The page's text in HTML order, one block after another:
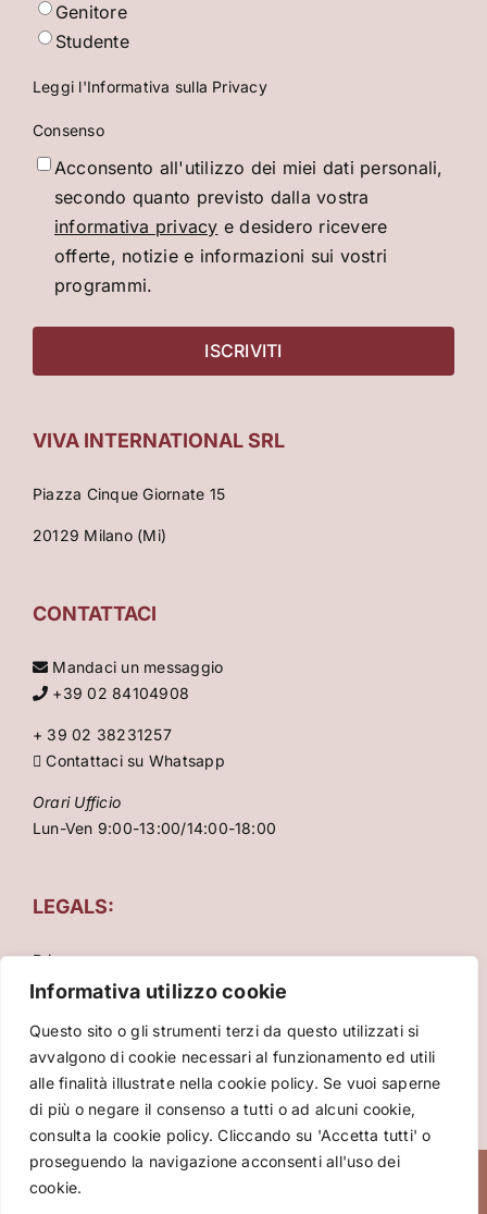
Informativa utilizzo cookie
Questo sito o gli strumenti terzi da questo utilizzati si
avvalgono di cookie necessari al funzionamento ed utili
alle finalità illustrate nella cookie policy. Se vuoi saperne
di più o negare il consenso a tutti o ad alcuni cookie,
consulta la cookie policy. Cliccando su 'Accetta tutti' o
proseguendo la navigazione acconsenti all'uso dei
cookie.
Genitore
Studente
Leggi l'Informativa sulla Privacy
Consenso
Acconsento all'utilizzo dei miei dati personali,
secondo quanto previsto dalla vostra
informativa privacy e desidero ricevere
offerte, notizie e informazioni sui vostri
programmi.
VIVA INTERNATIONAL SRL
Piazza Cinque Giornate 15
20129 Milano (Mi)
CONTATTACI
Mandaci un messaggio
+39 02 84104908
+ 39 02 38231257
Contattaci su Whatsapp
Orari Ufficio
Lun-Ven 9:00-13:00/14:00-18:00
LEGALS:
Privacy
Condizioni Generali
Copyright 2026 VIVA International srl – P.za Cinque